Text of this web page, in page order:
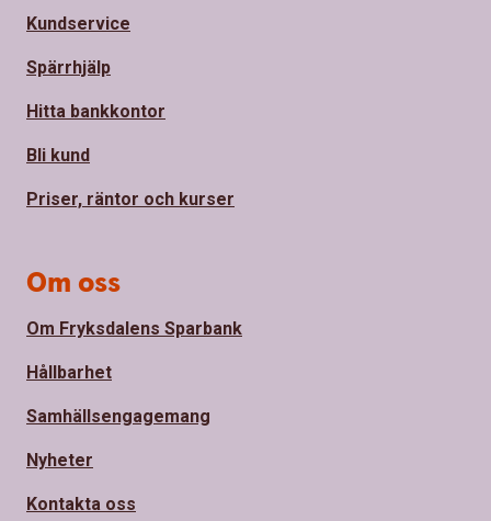
Kundservice
Spärrhjälp
Hitta bankkontor
Bli kund
Priser, räntor och kurser
Om oss
Om Fryksdalens Sparbank
Hållbarhet
Samhällsengagemang
Nyheter
Kontakta oss